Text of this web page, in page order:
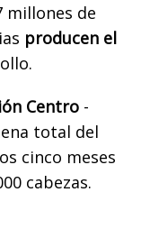
millones de
producen el
Centro -
total del
cinco meses
cabezas.